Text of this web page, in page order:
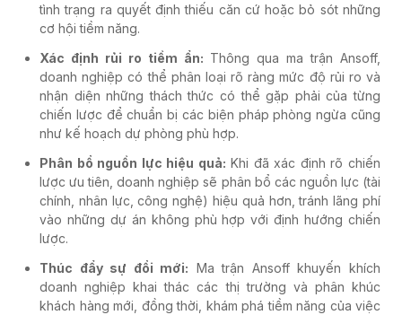
tình trạng ra quyết định thiếu căn cứ hoặc bỏ sót những
cơ hội tiềm năng.
Xác định rủi ro tiềm ẩn: Thông qua ma trận Ansoff,
doanh nghiệp có thể phân loại rõ ràng mức độ rủi ro và
nhận diện những thách thức có thể gặp phải của từng
chiến lược để chuẩn bị các biện pháp phòng ngừa cũng
như kế hoạch dự phòng phù hợp.
Phân bổ nguồn lực hiệu quả: Khi đã xác định rõ chiến
lược ưu tiên, doanh nghiệp sẽ phân bổ các nguồn lực (tài
chính, nhân lực, công nghệ) hiệu quả hơn, tránh lãng phí
vào những dự án không phù hợp với định hướng chiến
lược.
Thúc đẩy sự đổi mới: Ma trận Ansoff khuyến khích
doanh nghiệp khai thác các thị trường và phân khúc
khách hàng mới, đồng thời, khám phá tiềm năng của việc